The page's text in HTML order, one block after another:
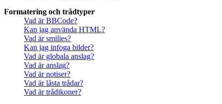
Formatering och trådtyper
Vad är BBCode?
Kan jag använda HTML?
Vad är smilies?
Kan jag infoga bilder?
Vad är globala anslag?
Vad är anslag?
Vad är notiser?
Vad är låsta trådar?
Vad är trådikoner?